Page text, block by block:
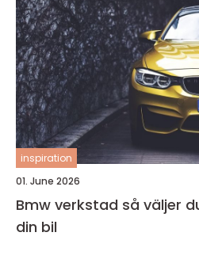
inspiration
01. June 2026
Bmw verkstad så väljer du rätt partner för
din bil